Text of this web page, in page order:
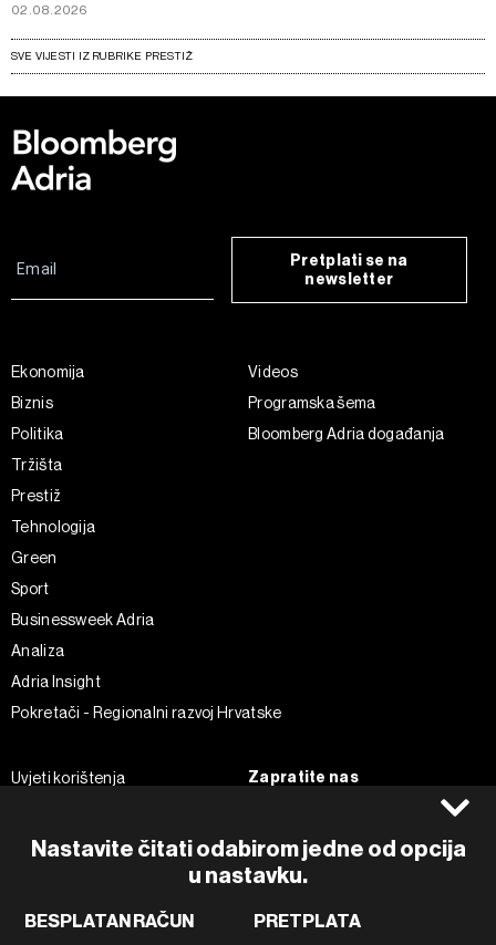
02.08.2026
SVE VIJESTI IZ RUBRIKE PRESTIŽ
Nastavite čitati odabirom jedne od opcija
u nastavku.
BESPLATAN RAČUN PRETPLATA
Pretplati se na
newsletter
Ekonomija
Biznis
Politika
Tržišta
Prestiž
Tehnologija
Green
Sport
Businessweek Adria
Analiza
Adria Insight
Pokretači - Regionalni razvoj Hrvatske
Videos
Programska šema
Bloomberg Adria događanja
Uvjeti korištenja
Politika kolačića
Korištenje umjetne inteligencije
Zapratite nas
Instagram
Twitter
Tiktok